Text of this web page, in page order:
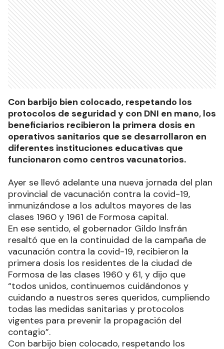
Con barbijo bien colocado, respetando los
protocolos de seguridad y con DNI en mano, los
beneficiarios recibieron la primera dosis en
operativos sanitarios que se desarrollaron en
diferentes instituciones educativas que
funcionaron como centros vacunatorios.
Ayer se llevó adelante una nueva jornada del plan
provincial de vacunación contra la covid-19,
inmunizándose a los adultos mayores de las
clases 1960 y 1961 de Formosa capital.
En ese sentido, el gobernador Gildo Insfrán
resaltó que en la continuidad de la campaña de
vacunación contra la covid-19, recibieron la
primera dosis los residentes de la ciudad de
Formosa de las clases 1960 y 61, y dijo que
“todos unidos, continuemos cuidándonos y
cuidando a nuestros seres queridos, cumpliendo
todas las medidas sanitarias y protocolos
vigentes para prevenir la propagación del
contagio”.
Con barbijo bien colocado, respetando los